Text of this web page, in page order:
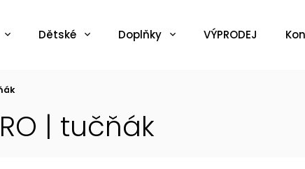
Dětské Doplňky VÝPRODEJ
| tučňák